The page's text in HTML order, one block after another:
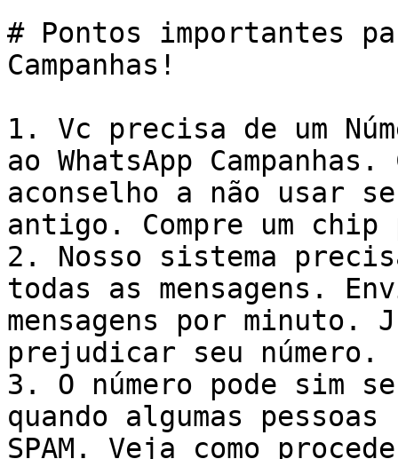
# Pontos importantes
Campanhas!
1. Vc precisa de um
ao WhatsApp
aconselho a não usar
antigo. Compre um
2. Nosso sistema
todas as mensagens.
mensagens por minuto.
prejudicar seu número.
3. O número pode sim
quando algumas pessoas
SPAM. Veja como